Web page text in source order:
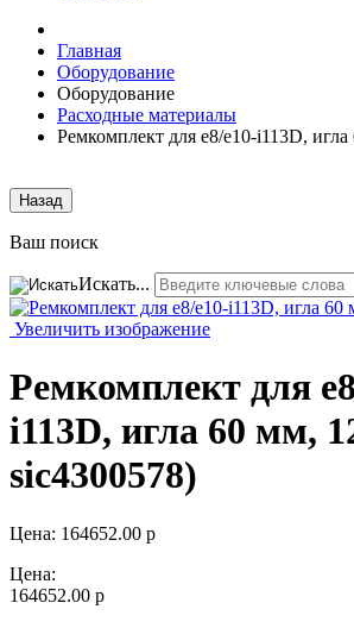
Главная
Оборудование
Оборудование
Расходные материалы
Ремкомплект для e8/e10-i113D,
Назад
Ваш поиск
Искать...
Увеличить изображение
Ремкомплект для
i113D, игла 60 мм,
sic4300578)
Цена: 164652.00 р
Цена:
164652.00 р